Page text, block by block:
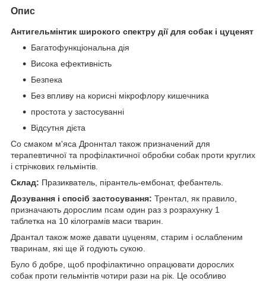
Опис
Антигельмінтик широкого спектру дії для собак і цуценят
Багатофункціональна дія
Висока ефективність
Безпека
Без впливу на корисні мікрофлору кишечника
простота у застосуванні
Відсутня дієта
Со смаком м'яса Дроннтал також призначений для
терапевтичної та профілактичної обробки собак проти круглих
і стрічкових гельмінтів.
Склад: Празикватель, пірантель-ембонат, фебантель.
Дозування і спосіб застосування: Трентал, як правило,
призначають дорослим псам один раз з розрахунку 1
таблетка на 10 кілограмів маси тварин.
Дрантал також може давати цуценям, старим і ослабленим
тваринам, які ще й годують сукою.
Було б добре, щоб профілактично опрацювати дорослих
собак проти гельмінтів чотири рази на рік. Це особливо